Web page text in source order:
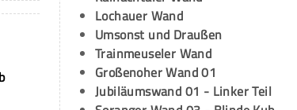
Lochauer Wand
Umsonst und Draußen
Trainmeuseler Wand
Großenoher Wand 01
Jubiläumswand 01 - Linker Teil